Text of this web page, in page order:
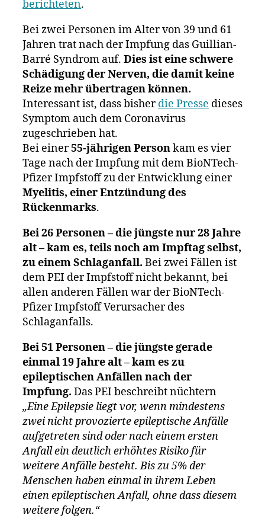
berichteten.
Bei zwei Personen im Alter von 39 und 61
Jahren trat nach der Impfung das Guillian-
Barré Syndrom auf. Dies ist eine schwere
Schädigung der Nerven, die damit keine
Reize mehr übertragen können.
Interessant ist, dass bisherdie Presse dieses
Symptom auch dem Coronavirus
zugeschrieben hat.
Bei einer55-jährigen Personkam es vier
Tage nach der Impfung mit dem BioNTech-
Pfizer Impfstoff zu der Entwicklung einer
Myelitis, einer Entzündung des
Rückenmarks.
Bei 26 Personen – die jüngste nur 28 Jahre
alt – kam es, teils noch am Impftag selbst,
zu einem Schlaganfall. Bei zwei Fällen ist
dem PEI der Impfstoff nicht bekannt, bei
allen anderen Fällen war der BioNTech-
Pfizer Impfstoff Verursacher des
Schlaganfalls.
Bei 51 Personen – die jüngste gerade
einmal 19 Jahre alt – kam es zu
epileptischen Anfällen nach der
Impfung. Das PEI beschreibt nüchtern
„Eine Epilepsie liegt vor, wenn mindestens
zwei nicht provozierte epileptische Anfälle
aufgetreten sind oder nach einem ersten
Anfall ein deutlich erhöhtes Risiko für
weitere Anfälle besteht. Bis zu 5% der
Menschen haben einmal in ihrem Leben
einen epileptischen Anfall, ohne dass diesem
weitere folgen.“